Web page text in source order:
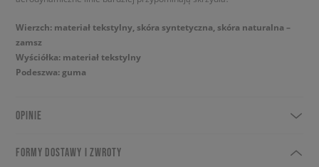
Wierzch: materiał tekstylny, skóra syntetyczna, skóra naturalna –
zamsz
Wyściółka: materiał tekstylny
Podeszwa: guma
OPINIE
FORMY DOSTAWY I ZWROTY